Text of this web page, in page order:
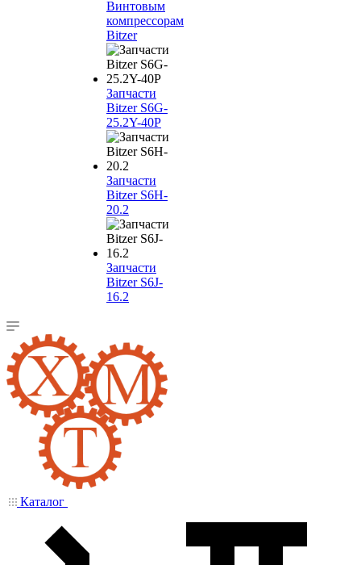
Винтовым
компрессорам
Bitzer
Запчасти
Bitzer S6G-
25.2Y-40P
Запчасти
Bitzer S6H-
20.2
Запчасти
Bitzer S6J-
16.2
Каталог